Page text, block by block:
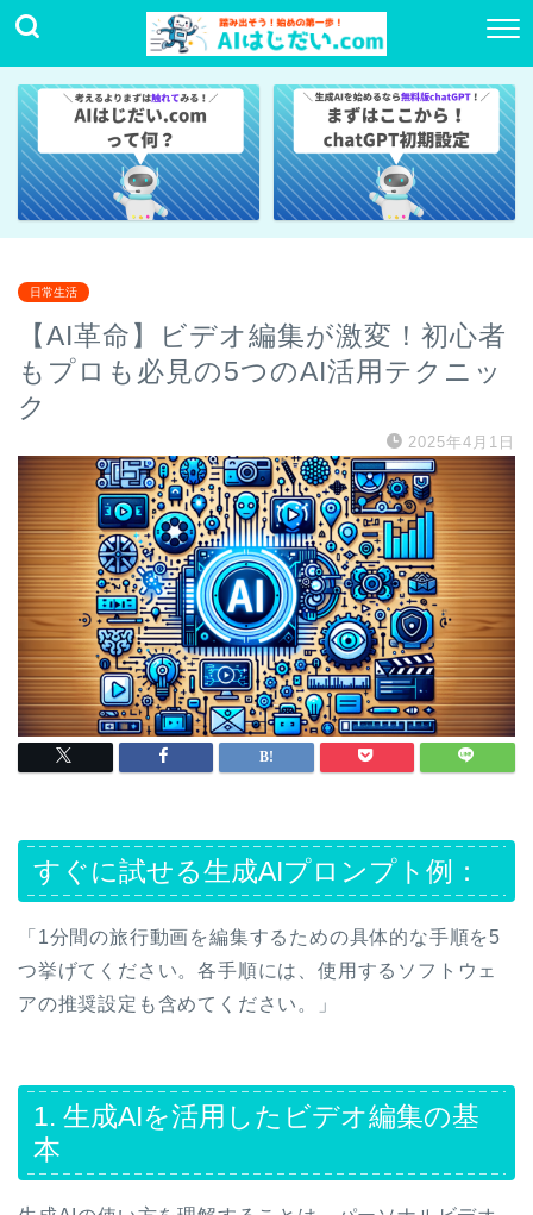
日常生活
【AI革命】ビデオ編集が激変！初心者
もプロも必見の5つのAI活用テクニッ
ク
2025年4月1日
すぐに試せる生成AIプロンプト例：
「1分間の旅行動画を編集するための具体的な手順を5
つ挙げてください。各手順には、使用するソフトウェ
アの推奨設定も含めてください。」
1. 生成AIを活用したビデオ編集の基
本